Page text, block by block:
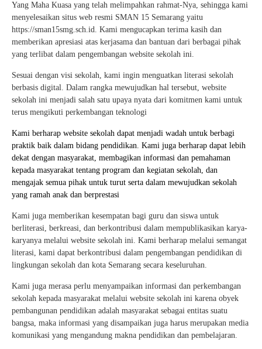
Yang Maha Kuasa yang telah melimpahkan rahmat-Nya, sehingga kami
menyelesaikan situs web resmi SMAN 15 Semarang yaitu
https://sman15smg.sch.id. Kami mengucapkan terima kasih dan
memberikan apresiasi atas kerjasama dan bantuan dari berbagai pihak
yang terlibat dalam pengembangan website sekolah ini.
Sesuai dengan visi sekolah, kami ingin menguatkan literasi sekolah
berbasis digital. Dalam rangka mewujudkan hal tersebut, website
sekolah ini menjadi salah satu upaya nyata dari komitmen kami untuk
terus mengikuti perkembangan teknologi
Kami berharap website sekolah dapat menjadi wadah untuk berbagi
praktik baik dalam bidang pendidikan. Kami juga berharap dapat lebih
dekat dengan masyarakat, membagikan informasi dan pemahaman
kepada masyarakat tentang program dan kegiatan sekolah, dan
mengajak semua pihak untuk turut serta dalam mewujudkan sekolah
yang ramah anak dan berprestasi
Kami juga memberikan kesempatan bagi guru dan siswa untuk
berliterasi, berkreasi, dan berkontribusi dalam mempublikasikan karya-
karyanya melalui website sekolah ini. Kami berharap melalui semangat
literasi, kami dapat berkontribusi dalam pengembangan pendidikan di
lingkungan sekolah dan kota Semarang secara keseluruhan.
Kami juga merasa perlu menyampaikan informasi dan perkembangan
sekolah kepada masyarakat melalui website sekolah ini karena obyek
pembangunan pendidikan adalah masyarakat sebagai entitas suatu
bangsa, maka informasi yang disampaikan juga harus merupakan media
komunikasi yang mengandung makna pendidikan dan pembelajaran.